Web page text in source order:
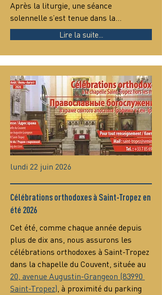
Après la liturgie, une séance
solennelle s’est tenue dans la…
Lire la suite...
lundi 22 juin 2026
Célébrations orthodoxes à Saint-Tropez en
été 2026
Cet été, comme chaque année depuis
plus de dix ans, nous assurons les
célébrations orthodoxes à Saint-Tropez
dans la chapelle du Couvent, située au
20, avenue Augustin-Grangeon (83990
Saint-Tropez), à proximité du parking